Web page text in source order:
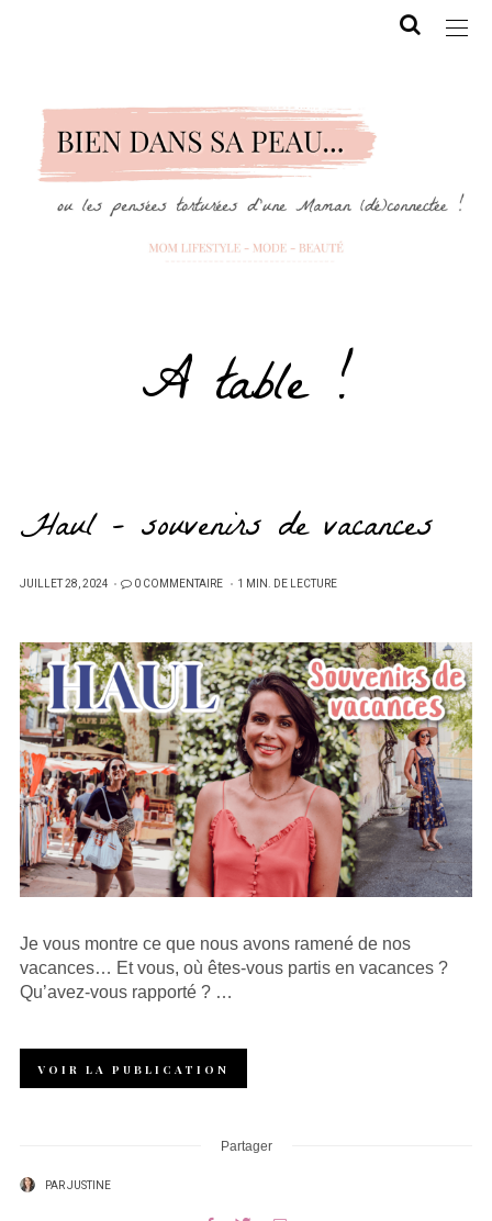
A table !
Haul – souvenirs de vacances
PUBLIÉ
JUILLET 28, 2024 0 COMMENTAIRE 1 MIN. DE LECTURE
Je vous montre ce que nous avons ramené de nos
vacances… Et vous, où êtes-vous partis en vacances ?
Qu’avez-vous rapporté ? …
VOIR LA PUBLICATION
Partager
PARJUSTINE